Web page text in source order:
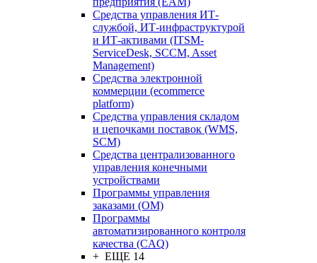
Средства управления ИТ-
службой, ИТ-инфраструктурой
и ИТ-активами (ITSM-
ServiceDesk, SCCM, Asset
Management)
Средства электронной
коммерции (ecommerce
platform)
Средства управления складом
и цепочками поставок (WMS,
SCM)
Средства централизованного
управления конечными
устройствами
Программы управления
заказами (OM)
Программы
автоматизированного контроля
качества (CAQ)
+ ЕЩЕ 14